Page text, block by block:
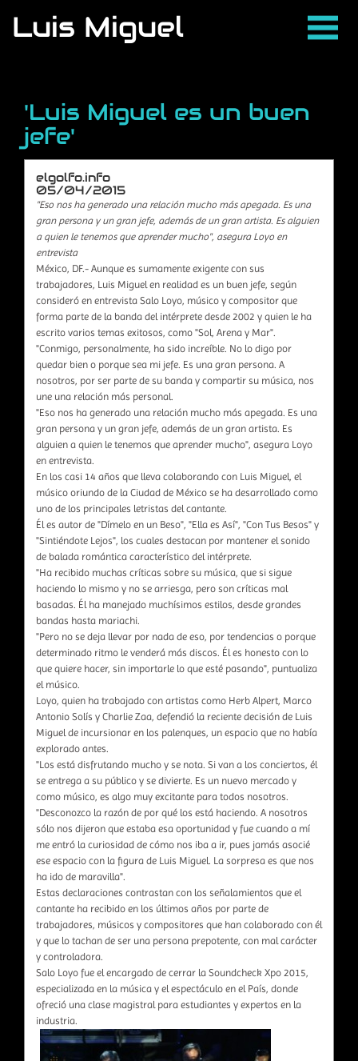
Luis Miguel
'Luis Miguel es un buen
jefe'
elgolfo.info
05/04/2015
"Eso nos ha generado una relación mucho más apegada. Es una
gran persona y un gran jefe, además de un gran artista. Es alguien
a quien le tenemos que aprender mucho", asegura Loyo en
entrevista
México, DF.- Aunque es sumamente exigente con sus
trabajadores, Luis Miguel en realidad es un buen jefe, según
consideró en entrevista Salo Loyo, músico y compositor que
forma parte de la banda del intérprete desde 2002 y quien le ha
escrito varios temas exitosos, como "Sol, Arena y Mar".
"Conmigo, personalmente, ha sido increíble. No lo digo por
quedar bien o porque sea mi jefe. Es una gran persona. A
nosotros, por ser parte de su banda y compartir su música, nos
une una relación más personal.
"Eso nos ha generado una relación mucho más apegada. Es una
gran persona y un gran jefe, además de un gran artista. Es
alguien a quien le tenemos que aprender mucho", asegura Loyo
en entrevista.
En los casi 14 años que lleva colaborando con Luis Miguel, el
músico oriundo de la Ciudad de México se ha desarrollado como
uno de los principales letristas del cantante.
Él es autor de "Dímelo en un Beso", "Ella es Así", "Con Tus Besos" y
"Sintiéndote Lejos", los cuales destacan por mantener el sonido
de balada romántica característico del intérprete.
"Ha recibido muchas críticas sobre su música, que si sigue
haciendo lo mismo y no se arriesga, pero son críticas mal
basadas. Él ha manejado muchísimos estilos, desde grandes
bandas hasta mariachi.
"Pero no se deja llevar por nada de eso, por tendencias o porque
determinado ritmo le venderá más discos. Él es honesto con lo
que quiere hacer, sin importarle lo que esté pasando", puntualiza
el músico.
Loyo, quien ha trabajado con artistas como Herb Alpert, Marco
Antonio Solís y Charlie Zaa, defendió la reciente decisión de Luis
Miguel de incursionar en los palenques, un espacio que no había
explorado antes.
"Los está disfrutando mucho y se nota. Si van a los conciertos, él
se entrega a su público y se divierte. Es un nuevo mercado y
como músico, es algo muy excitante para todos nosotros.
"Desconozco la razón de por qué los está haciendo. A nosotros
sólo nos dijeron que estaba esa oportunidad y fue cuando a mí
me entró la curiosidad de cómo nos iba a ir, pues jamás asocié
ese espacio con la figura de Luis Miguel. La sorpresa es que nos
ha ido de maravilla".
Estas declaraciones contrastan con los señalamientos que el
cantante ha recibido en los últimos años por parte de
trabajadores, músicos y compositores que han colaborado con él
y que lo tachan de ser una persona prepotente, con mal carácter
y controladora.
Salo Loyo fue el encargado de cerrar la Soundcheck Xpo 2015,
especializada en la música y el espectáculo en el País, donde
ofreció una clase magistral para estudiantes y expertos en la
industria.